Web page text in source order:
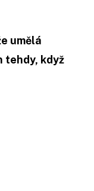
umělá
tehdy, když